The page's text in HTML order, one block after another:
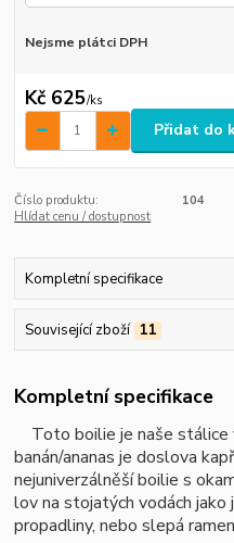
Nejsme plátci DPH
Kč 625/ks
Přidat do
Číslo produktu:
104
Hlídat cenu / dostupnost
Kompletní specifikace
Související zboží 11
Kompletní specifikace
Toto boilie je naše stálice
banán/ananas je doslova
nejuniverzálněší boilie s
lov na stojatých vodách jako
propadliny, nebo slepá